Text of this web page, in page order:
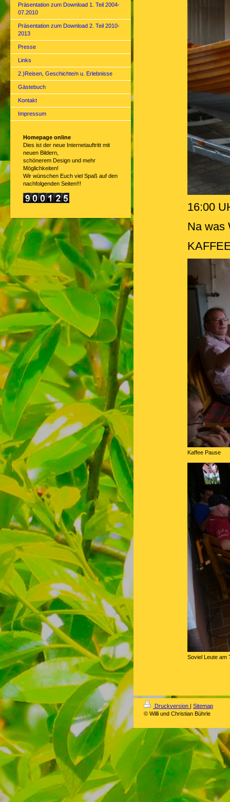
Präsentation zum Download 1. Teil 2004-
07.2010
Präsentation zum Download 2. Teil 2010-
2013
Presse
Links
2.)Reisen, Geschichte/n u. Erlebnisse
Gästebuch
Kontakt
Impressum
Homepage online
Dies ist der neue Internetauftritt mit
neuen Bildern,
schönerem Design und mehr
Möglichkeiten!
Wir wünschen Euch viel Spaß auf den
nachfolgenden Seiten!!!
16:00
Na was
Kaffee Pause
Soviel Leute am
Druckversion | Sitemap
© Willi und Christian Bührle